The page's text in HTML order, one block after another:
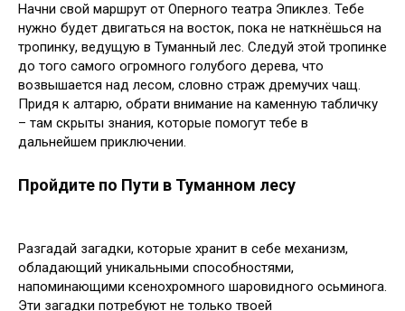
Начни свой маршрут от Оперного театра Эпиклез. Тебе
нужно будет двигаться на восток, пока не наткнёшься на
тропинку, ведущую в Туманный лес. Следуй этой тропинке
до того самого огромного голубого дерева, что
возвышается над лесом, словно страж дремучих чащ.
Придя к алтарю, обрати внимание на каменную табличку
– там скрыты знания, которые помогут тебе в
дальнейшем приключении.
Пройдите по Пути в Туманном лесу
Разгадай загадки, которые хранит в себе механизм,
обладающий уникальными способностями,
напоминающими ксенохромного шаровидного осьминога.
Эти загадки потребуют не только твоей